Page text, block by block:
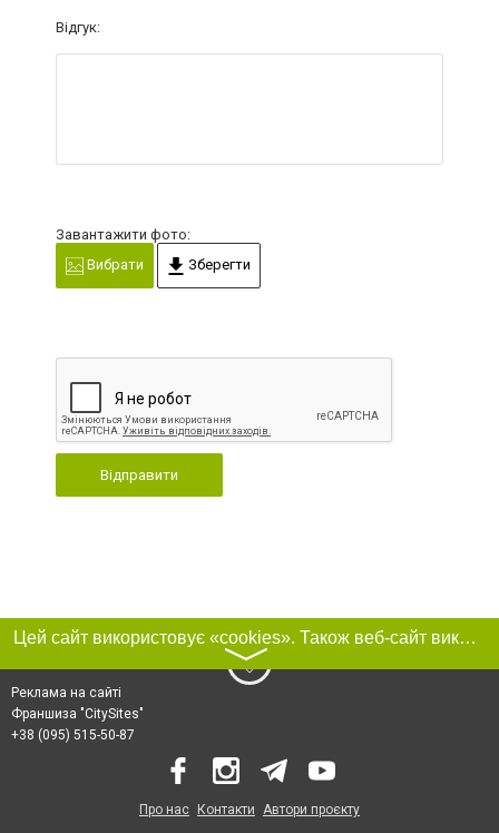
Відгук:
Завантажити фото:
Вибрати
Зберегти
Відправити
Цей сайт використовує «cookies». Також веб-сайт використовує інтернет-сервіс для збору технічних даних стосовно відвідувачів з метою отримання маркетингової та статистичної інформації. Умови обробки даних відвідувачів сайту див.
〉
Реклама на сайті
Франшиза "CitySites"
+38 (095) 515-50-87
Про нас Контакти Автори проєкту